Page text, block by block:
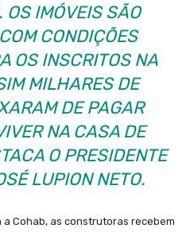
OS IMÓVEIS SÃO
CONDIÇÕES
OS INSCRITOS NA
MILHARES DE
DE PAGAR
NA CASA DE
O PRESIDENTE
LUPION NETO.
Cohab, as construtoras recebem